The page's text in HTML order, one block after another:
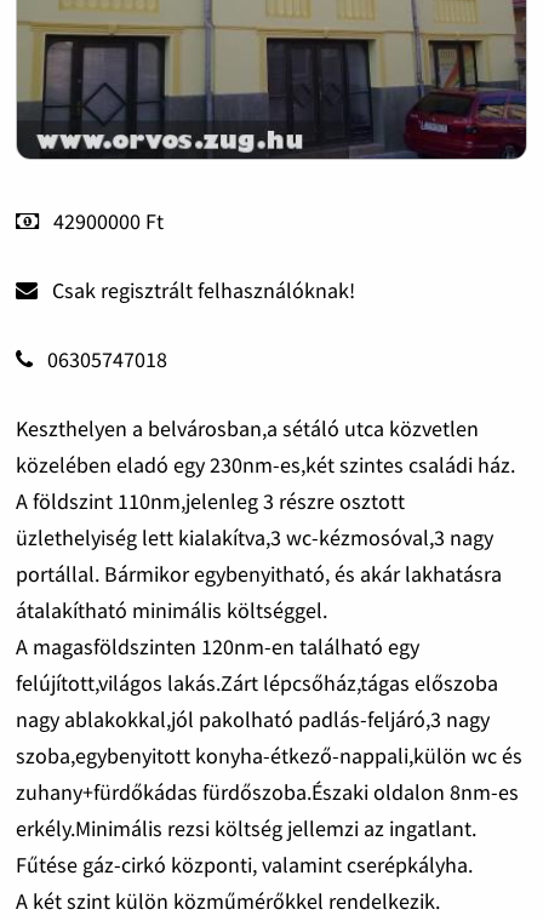
42900000 Ft
Csak regisztrált felhasználóknak!
06305747018
Keszthelyen a belvárosban,a sétáló utca közvetlen
közelében eladó egy 230nm-es,két szintes családi ház.
A földszint 110nm,jelenleg 3 részre osztott
üzlethelyiség lett kialakítva,3 wc-kézmosóval,3 nagy
portállal. Bármikor egybenyitható, és akár lakhatásra
átalakítható minimális költséggel.
A magasföldszinten 120nm-en található egy
felújított,világos lakás.Zárt lépcsőház,tágas előszoba
nagy ablakokkal,jól pakolható padlás-feljáró,3 nagy
szoba,egybenyitott konyha-étkező-nappali,külön wc és
zuhany+fürdőkádas fürdőszoba.Északi oldalon 8nm-es
erkély.Minimális rezsi költség jellemzi az ingatlant.
Fűtése gáz-cirkó központi, valamint cserépkályha.
A két szint külön közműmérőkkel rendelkezik.